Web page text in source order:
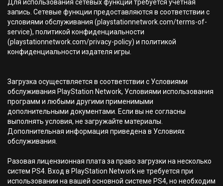
Для использования сетевых функций требуется учетная
запись. Сетевые функции предоставляются в соответствии с
условиями обслуживания (playstationnetwork.com/terms-of-
service), политикой конфиденциальности
(playstationnetwork.com/privacy-policy) и политикой
конфиденциальности издателя игры.
Загрузка осуществляется в соответствии с Условиями
обслуживания PlayStation Network, Условиями использования
программ и любыми другими применимыми
дополнительными документами. Если вы не согласны
выполнять условия, не загружайте материалы.
Дополнительная информация приведена в Условиях
обслуживания.
Разовая лицензионная плата за право загрузки на несколько
систем PS4. Вход в PlayStation Network не требуется при
использовании на вашей основной системе PS4, но необходим